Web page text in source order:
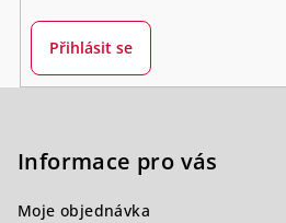
Přihlásit se
Informace pro vás
Moje objednávka